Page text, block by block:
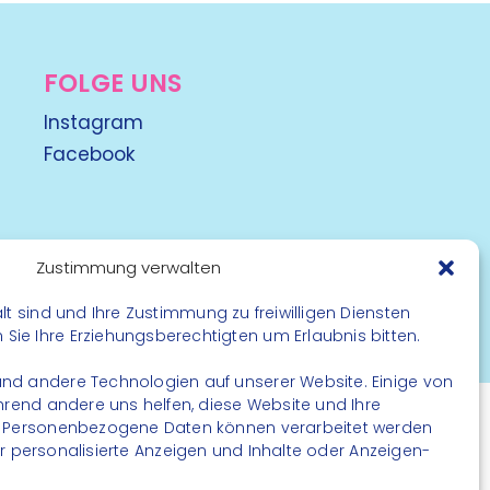
Zustimmung verwalten
sind und Ihre Zustimmung zu freiwilligen Diensten
Ihre Erziehungsberechtigten um Erlaubnis bitten.
andere Technologien auf unserer Website. Einige von
andere uns helfen, diese Website und Ihre
Daten können verarbeitet werden
personalisierte Anzeigen und Inhalte oder Anzeigen-
FOLGE UNS
Instagram
Facebook